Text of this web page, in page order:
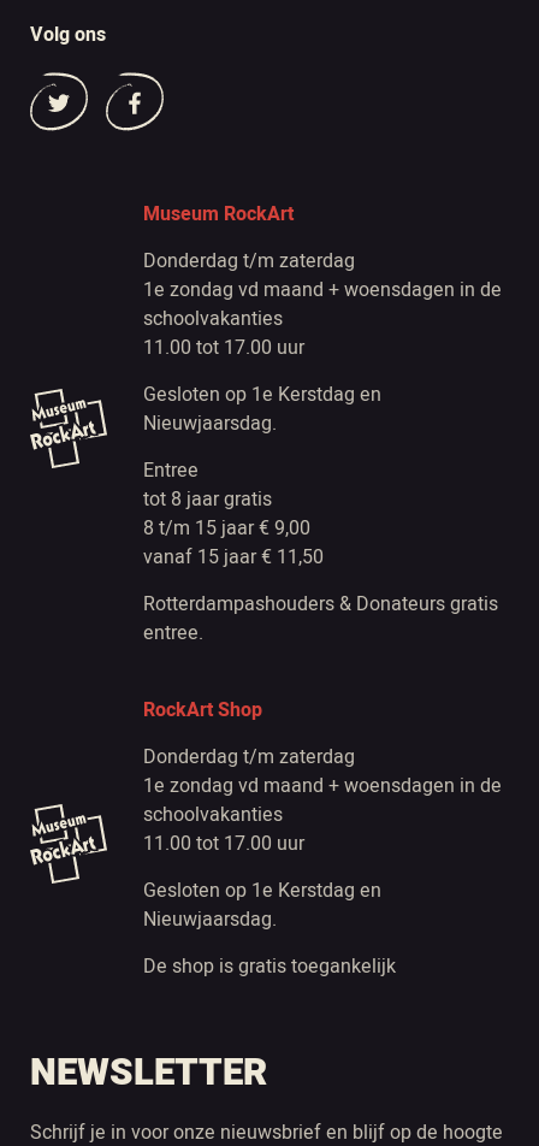
Volg ons
Museum RockArt
Donderdag t/m zaterdag
1e zondag vd maand + woensdagen in de
schoolvakanties
11.00 tot 17.00 uur
Gesloten op 1e Kerstdag en
Nieuwjaarsdag.
Entree
tot 8 jaar gratis
8 t/m 15 jaar € 9,00
vanaf 15 jaar € 11,50
Rotterdampashouders & Donateurs gratis
entree.
RockArt Shop
Donderdag t/m zaterdag
1e zondag vd maand + woensdagen in de
schoolvakanties
11.00 tot 17.00 uur
Gesloten op 1e Kerstdag en
Nieuwjaarsdag.
De shop is gratis toegankelijk
NEWSLETTER
Schrijf je in voor onze nieuwsbrief en blijf op de hoogte